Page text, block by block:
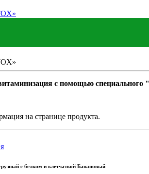
с помощью
на странице продукта.
с белком и клетчаткой Банановый